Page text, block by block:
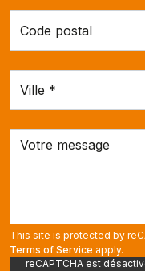
This site is protected by
Terms of Service apply.
reCAPTCHA est